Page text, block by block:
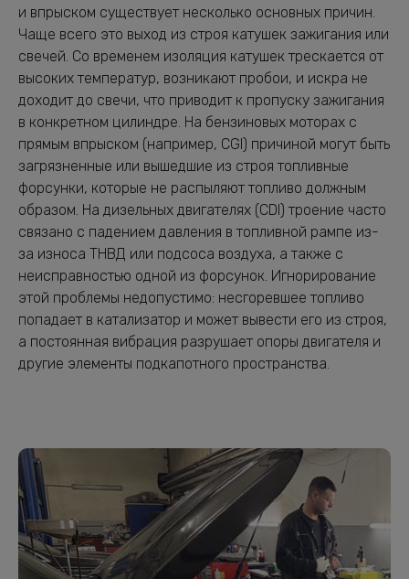
и впрыском существует несколько основных причин.
Чаще всего это выход из строя катушек зажигания или
свечей. Со временем изоляция катушек трескается от
высоких температур, возникают пробои, и искра не
доходит до свечи, что приводит к пропуску зажигания
в конкретном цилиндре. На бензиновых моторах с
прямым впрыском (например, CGI) причиной могут быть
загрязненные или вышедшие из строя топливные
форсунки, которые не распыляют топливо должным
образом. На дизельных двигателях (CDI) троение часто
связано с падением давления в топливной рампе из-
за износа ТНВД или подсоса воздуха, а также с
неисправностью одной из форсунок. Игнорирование
этой проблемы недопустимо: несгоревшее топливо
попадает в катализатор и может вывести его из строя,
а постоянная вибрация разрушает опоры двигателя и
другие элементы подкапотного пространства.